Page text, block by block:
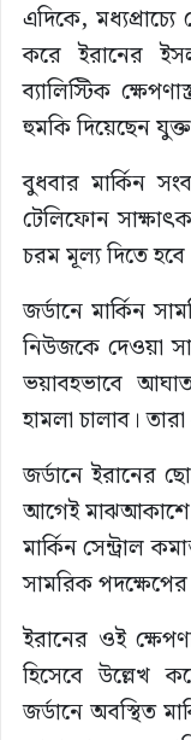
এদিকে,
করে ইরানের
ব্যালিস্টিক
হুমকি দিয়েছেন
বুধবার মার্কিন
টেলিফোন
চরম মূল্য দিতে
জর্ডানে মার্কিন
নিউজকে দেওয়া
ভয়াবহভাবে
হামলা চালাব।
জর্ডানে ইরানের
আগেই মাঝআকাশে
মার্কিন সেন্ট্রাল
সামরিক পদক্ষেপের
ইরানের ওই
হিসেবে উল্লেখ
জর্ডানে অবস্থিত